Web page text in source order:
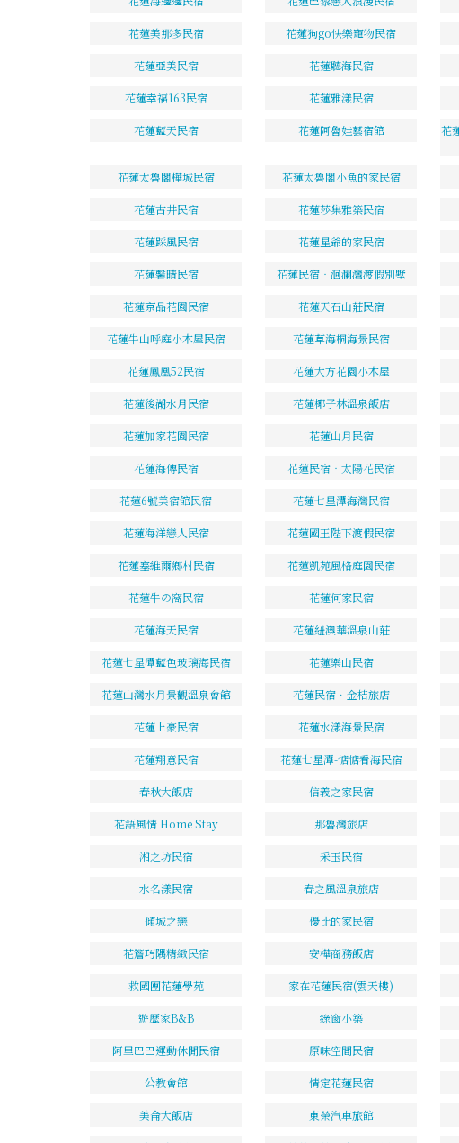
花蓮美那多民宿 花蓮狗go快樂寵物民宿
花蓮亞美民宿 花蓮聽海民宿
花蓮幸福163民宿 花蓮雅漾民宿
花蓮藍天民宿 花蓮阿魯娃藝宿館
花
花蓮太魯閣樺城民宿 花蓮太魯閣小魚的家民宿
花蓮古井民宿 花蓮莎集雅築民宿
花蓮踩風民宿 花蓮星爺的家民宿
花蓮馨晴民宿 花蓮民宿‧洄瀾灣渡假別墅
花蓮京品花園民宿 花蓮天石山莊民宿
花蓮牛山呼庭小木屋民宿 花蓮草海桐海景民宿
花蓮鳳凰52民宿 花蓮大方花園小木屋
花蓮後湖水月民宿 花蓮椰子林溫泉飯店
花蓮加家花園民宿 花蓮山月民宿
花蓮海傳民宿 花蓮民宿‧太陽花民宿
花蓮6號美宿館民宿 花蓮七星潭海灣民宿
花蓮海洋戀人民宿 花蓮國王陛下渡假民宿
花蓮塞維爾鄉村民宿 花蓮凱苑風格庭園民宿
花蓮牛の窩民宿 花蓮何家民宿
花蓮海天民宿 花蓮紐澳華溫泉山莊
花蓮七星潭藍色玻璃海民宿 花蓮樂山民宿
花蓮山灣水月景觀溫泉會館 花蓮民宿．金桔旅店
花蓮上豪民宿 花蓮水漾海景民宿
花蓮翔意民宿 花蓮七星潭-惦惦看海民宿
春秋大飯店 信義之家民宿
花語風情 Home Stay 那魯灣旅店
湘之坊民宿 采玉民宿
水名漾民宿 春之風溫泉旅店
傾城之戀 優比的家民宿
花簷巧隅精緻民宿 安樺商務飯店
救國團花蓮學苑 家在花蓮民宿(雲天樓)
遊歷家B&B 綠窗小築
阿里巴巴運動休閒民宿 原味空間民宿
公教會館 情定花蓮民宿
美侖大飯店 東榮汽車旅館